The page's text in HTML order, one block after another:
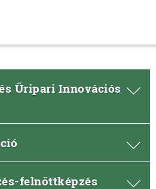
Űripari Innovációs
felnőttképzés